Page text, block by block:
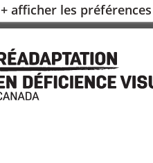
+ afficher les préférences